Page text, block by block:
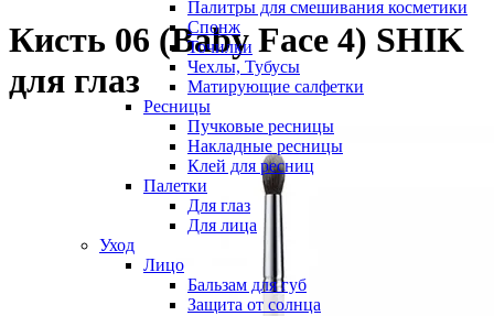
Палитры для смешивания косметики
Спонж
Точилки
Чехлы, Тубусы
Матирующие салфетки
Ресницы
Пучковые ресницы
Накладные ресницы
Клей для ресниц
Палетки
Для глаз
Для лица
Уход
Лицо
Бальзам для губ
Защита от солнца
Кисть 06 (Baby Face 4) SHIK
для глаз